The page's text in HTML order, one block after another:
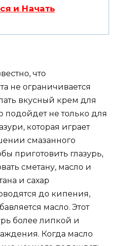
и Начать
что
не ограничивается
вкусный крем для
подойдет не только для
которая играет
смазанного
приготовить глазурь,
сметану, масло и
и сахар
до кипения,
масло. Этот
более липкой и
Когда масло